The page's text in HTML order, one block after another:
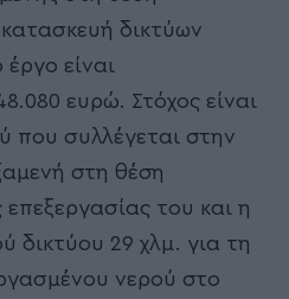
δικτύων
είναι
ευρώ. Στόχος είναι
που συλλέγεται στην
στη θέση
του και η
δικτύου 29 χλμ. για τη
νερού στο